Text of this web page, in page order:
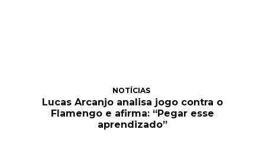
NOTÍCIAS
Lucas Arcanjo analisa jogo contra o
Flamengo e afirma: “Pegar esse
aprendizado”